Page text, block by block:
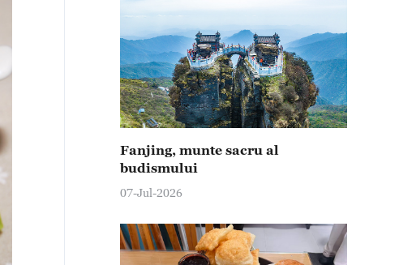
Fanjing, munte sacru al
budismului
07-Jul-2026